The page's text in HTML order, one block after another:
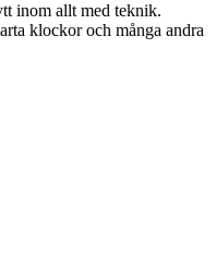
inom allt med teknik.
klockor och många andra